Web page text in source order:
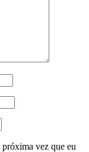
próxima vez que eu